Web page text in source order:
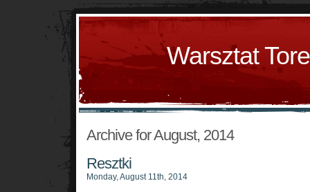
Warsztat
Archive for August, 2014
Resztki
Monday, August 11th, 2014